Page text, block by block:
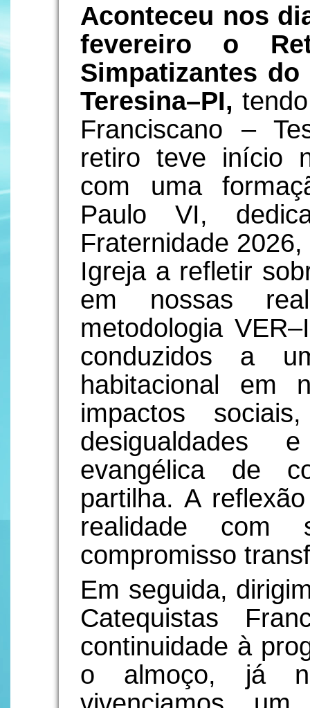
Aconteceu nos
fevereiro o
Simpatizantes do
Teresina–PI,
Franciscano –
retiro teve início
com uma
Paulo VI,
Fraternidade
Igreja a refletir
em nossas
metodologia
conduzidos a
habitacional em
impactos
evangélica de
partilha. A
realidade com
compromisso
Em seguida,
Catequistas
continuidade à
o almoço, já